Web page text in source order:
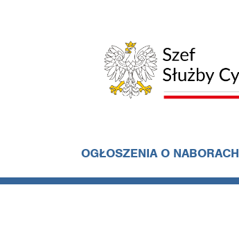
OGŁOSZENIA O NABORACH